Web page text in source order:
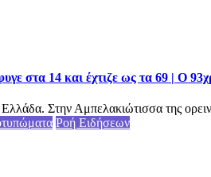
στα 14 και έχτιζε ως τα 69 | Ο
Στην Αμπελακιώτισσα της
Ροή Ειδήσεων